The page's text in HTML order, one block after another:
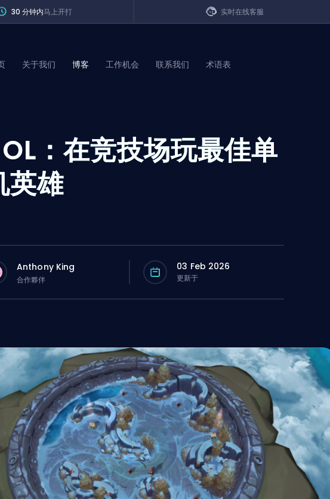
30 分钟内马上开打 实时在线客服
关于我们 博客 工作机会 联系我们 术语表
OL：在竞技场玩最佳单
英雄
Anthony King
合作夥伴
03 Feb 2026
更新于